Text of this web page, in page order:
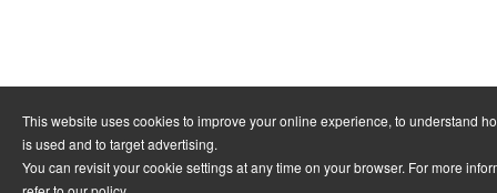
This website uses cookies to improve your online experience, to understand
is used and to target advertising.
You can revisit your cookie settings at any time on your browser. For more